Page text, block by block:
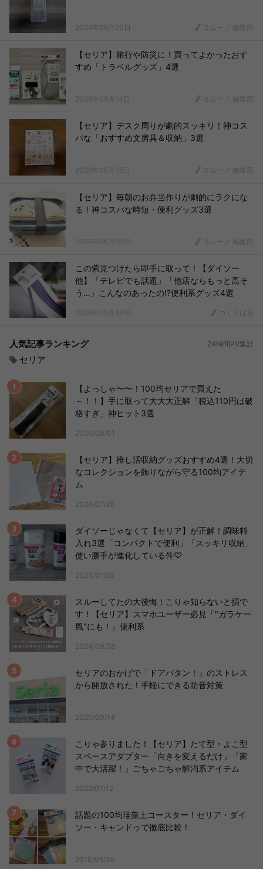
2026年06月20日 ヨムーノ 編集部
【セリア】旅行や防災に！買ってよかったおす
すめ「トラベルグッズ」4選
2026年06月14日 ヨムーノ 編集部
【セリア】デスク周りが劇的スッキリ！神コス
パな「おすすめ文房具＆収納」3選
2026年06月13日 ヨムーノ 編集部
【セリア】毎朝のお弁当作りが劇的にラクにな
る！神コスパな時短・便利グッズ3選
2026年06月03日 ヨムーノ 編集部
この紫見つけたら即手に取って！【ダイソー
他】「テレビでも話題」「他店ならもっと高そ
う…」こんなのあったの⁉便利系グッズ4選
2026年05月30日 つくもはる
人気記事ランキング 24時間PV集計
セリア
【よっしゃ〜〜！100均セリアで買えた
～！！】手に取って大大大正解「税込110円は破
格すぎ」神ヒット3選
2026/08/01
【セリア】推し活収納グッズおすすめ4選！大切
なコレクションを飾りながら守る100均アイテ
ム
2026/07/26
ダイソーじゃなくて【セリア】が正解！調味料
入れ3選「コンパクトで便利」「スッキリ収納」
使い勝手が進化している件♡
2023/01/28
スルーしてたの大後悔！こりゃ知らないと損で
す！【セリア】スマホユーザー必見「"ガラケー
風"にも！」便利系
2024/09/28
セリアのおかげで「ドアバタン！」のストレス
から開放された！手軽にできる防音対策
2020/09/14
こりゃ参りました！【セリア】たて型・よこ型
スペースアダプター「向きを変えるだけ」「家
中で大活躍！」ごちゃごちゃ解消系アイテム
2022/07/12
話題の100均珪藻土コースター！セリア・ダイ
ソー・キャンドゥで徹底比較！
2018/05/30